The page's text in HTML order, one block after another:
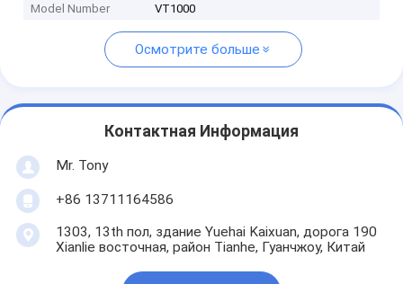
Model Number VT1000
Осмотрите больше
Контактная Информация
Mr. Tony
+86 13711164586
1303, 13th пол, здание Yuehai Kaixuan, дорога 190
Xianlie восточная, район Tianhe, Гуанчжоу, Китай